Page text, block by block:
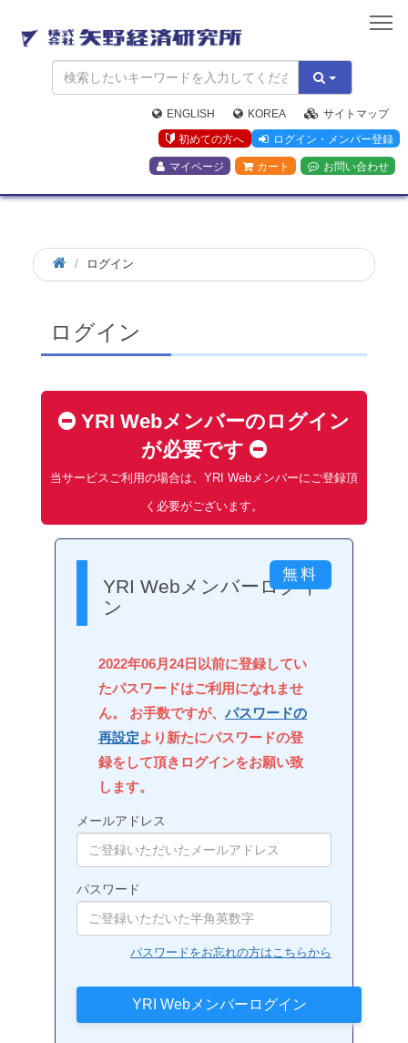
矢
野
経
済
研
究
所
ENGLISH KOREA
サイトマップ
初めての方へ
ログイン・メンバー登録
マイページ カート お問い合わせ
ログイン
ログイン
YRI Webメンバーのログイン
が必要です
当サービスご利用の場合は、YRI Webメンバーにご登録頂
く必要がございます。
YRI Webメンバーログイ
ン
2022年06月24日以前に登録してい
たパスワードはご利用になれませ
ん。 お手数ですが、 パスワードの
再設定より新たにパスワードの登
録をして頂きログインをお願い致
します。
メールアドレス
パスワード
パスワードをお忘れの方はこちらから